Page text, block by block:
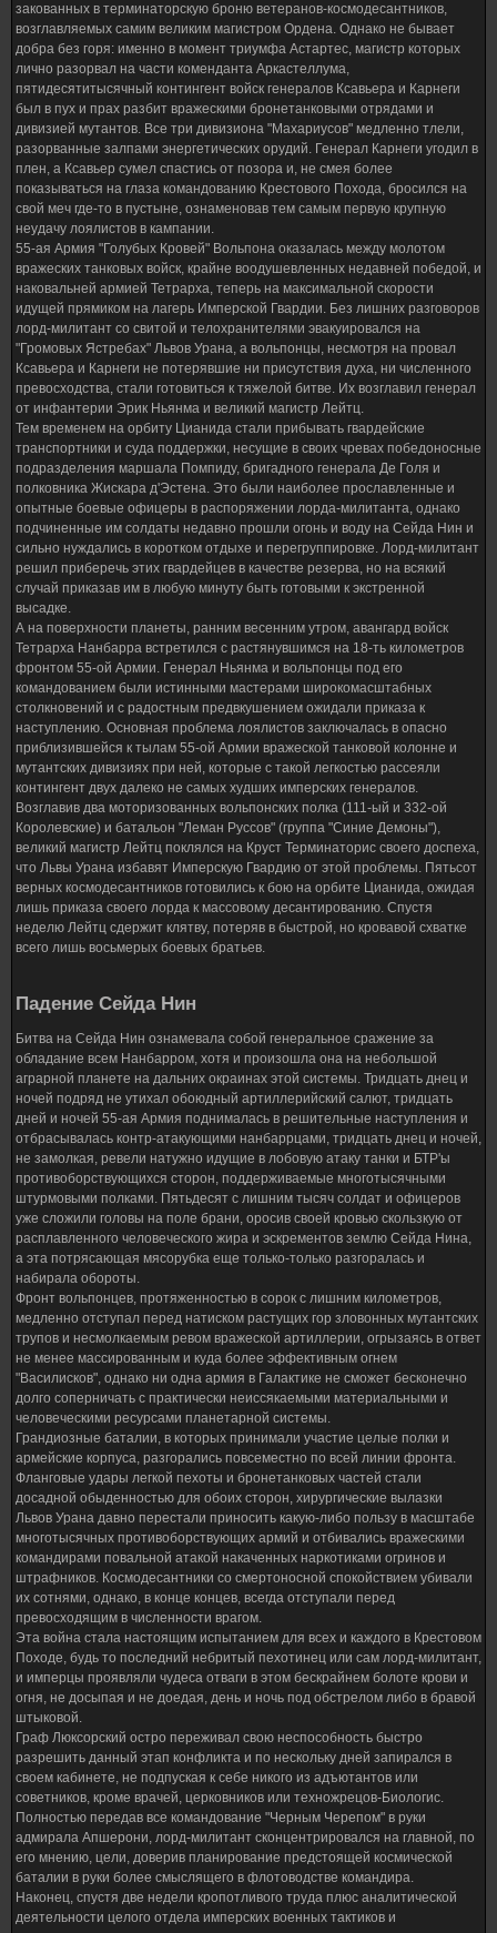
закованных в терминаторскую броню ветеранов-космодесантников,
возглавляемых самим великим магистром Ордена. Однако не бывает
добра без горя: именно в момент триумфа Астартес, магистр которых
лично разорвал на части коменданта Аркастеллума,
пятидесятитысячный контингент войск генералов Ксавьера и Карнеги
был в пух и прах разбит вражескими бронетанковыми отрядами и
дивизией мутантов. Все три дивизиона "Махариусов" медленно тлели,
разорванные залпами энергетических орудий. Генерал Карнеги угодил в
плен, а Ксавьер сумел спастись от позора и, не смея более
показываться на глаза командованию Крестового Похода, бросился на
свой меч где-то в пустыне, ознаменовав тем самым первую крупную
неудачу лоялистов в кампании.
55-ая Армия "Голубых Кровей" Вольпона оказалась между молотом
вражеских танковых войск, крайне воодушевленных недавней победой, и
наковальней армией Тетрарха, теперь на максимальной скорости
идущей прямиком на лагерь Имперской Гвардии. Без лишних разговоров
лорд-милитант со свитой и телохранителями эвакуировался на
"Громовых Ястребах" Львов Урана, а вольпонцы, несмотря на провал
Ксавьера и Карнеги не потерявшие ни присутствия духа, ни численного
превосходства, стали готовиться к тяжелой битве. Их возглавил генерал
от инфантерии Эрик Ньянма и великий магистр Лейтц.
Тем временем на орбиту Цианида стали прибывать гвардейские
транспортники и суда поддержки, несущие в своих чревах победоносные
подразделения маршала Помпиду, бригадного генерала Де Голя и
полковника Жискара д'Эстена. Это были наиболее прославленные и
опытные боевые офицеры в распоряжении лорда-милитанта, однако
подчиненные им солдаты недавно прошли огонь и воду на Сейда Нин и
сильно нуждались в коротком отдыхе и перегруппировке. Лорд-милитант
решил приберечь этих гвардейцев в качестве резерва, но на всякий
случай приказав им в любую минуту быть готовыми к экстренной
высадке.
А на поверхности планеты, ранним весенним утром, авангард войск
Тетрарха Нанбарра встретился с растянувшимся на 18-ть километров
фронтом 55-ой Армии. Генерал Ньянма и вольпонцы под его
командованием были истинными мастерами широкомасштабных
столкновений и с радостным предвкушением ожидали приказа к
наступлению. Основная проблема лоялистов заключалась в опасно
приблизившейся к тылам 55-ой Армии вражеской танковой колонне и
мутантских дивизиях при ней, которые с такой легкостью рассеяли
контингент двух далеко не самых худших имперских генералов.
Возглавив два моторизованных вольпонских полка (111-ый и 332-ой
Королевские) и батальон "Леман Руссов" (группа "Синие Демоны"),
великий магистр Лейтц поклялся на Круст Терминаторис своего доспеха,
что Львы Урана избавят Имперскую Гвардию от этой проблемы. Пятьсот
верных космодесантников готовились к бою на орбите Цианида, ожидая
лишь приказа своего лорда к массовому десантированию. Спустя
неделю Лейтц сдержит клятву, потеряв в быстрой, но кровавой схватке
всего лишь восьмерых боевых братьев.
Падение Сейда Нин
Битва на Сейда Нин ознамевала собой генеральное сражение за
обладание всем Нанбарром, хотя и произошла она на небольшой
аграрной планете на дальних окраинах этой системы. Тридцать днец и
ночей подряд не утихал обоюдный артиллерийский салют, тридцать
дней и ночей 55-ая Армия поднималась в решительные наступления и
отбрасывалась контр-атакующими нанбаррцами, тридцать днец и ночей,
не замолкая, ревели натужно идущие в лобовую атаку танки и БТР'ы
противоборствующихся сторон, поддерживаемые многотысячными
штурмовыми полками. Пятьдесят с лишним тысяч солдат и офицеров
уже сложили головы на поле брани, оросив своей кровью скользкую от
расплавленного человеческого жира и эскрементов землю Сейда Нина,
а эта потрясающая мясорубка еще только-только разгоралась и
набирала обороты.
Фронт вольпонцев, протяженностью в сорок с лишним километров,
медленно отступал перед натиском растущих гор зловонных мутантских
трупов и несмолкаемым ревом вражеской артиллерии, огрызаясь в ответ
не менее массированным и куда более эффективным огнем
"Василисков", однако ни одна армия в Галактике не сможет бесконечно
долго соперничать с практически неиссякаемыми материальными и
человеческими ресурсами планетарной системы.
Грандиозные баталии, в которых принимали участие целые полки и
армейские корпуса, разгорались повсеместно по всей линии фронта.
Фланговые удары легкой пехоты и бронетанковых частей стали
досадной обыденностью для обоих сторон, хирургические вылазки
Львов Урана давно перестали приносить какую-либо пользу в масштабе
многотысячных противоборствующих армий и отбивались вражескими
командирами повальной атакой накаченных наркотиками огринов и
штрафников. Космодесантники со смертоносной спокойствием убивали
их сотнями, однако, в конце концев, всегда отступали перед
превосходящим в численности врагом.
Эта война стала настоящим испытанием для всех и каждого в Крестовом
Походе, будь то последний небритый пехотинец или сам лорд-милитант,
и имперцы проявляли чудеса отваги в этом бескрайнем болоте крови и
огня, не досыпая и не доедая, день и ночь под обстрелом либо в бравой
штыковой.
Граф Люксорский остро переживал свою неспособность быстро
разрешить данный этап конфликта и по нескольку дней запирался в
своем кабинете, не подпуская к себе никого из адъютантов или
советников, кроме врачей, церковников или техножрецов-Биологис.
Полностью передав все командование "Черным Черепом" в руки
адмирала Апшерони, лорд-милитант сконцентрировался на главной, по
его мнению, цели, доверив планирование предстоящей космической
баталии в руки более смыслящего в флотоводстве командира.
Наконец, спустя две недели кропотливого труда плюс аналитической
деятельности целого отдела имперских военных тактиков и